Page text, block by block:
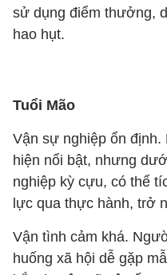
sử dụng điểm thưởng,
hao hụt.
Tuổi Mão
Vận sự nghiệp ổn
hiện nổi bật, nhưng
nghiệp kỳ cựu, có thể
lực qua thực hành, trở
Vận tình cảm khá.
huống xã hội dễ gặp